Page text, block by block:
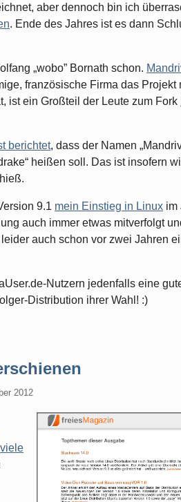
aber dennoch bin ich
. Ende des Jahres ist es dann
„wobo” Bornath schon.
französische Firma das Projekt
ist ein Großteil der Leute zum Fork
berichtet, dass der Namen
heißen soll. Das ist insofern
9.1 mein Einstieg in Linux im
auch immer etwas mitverfolgt
auch schon vor zwei Jahren
Nutzern jedenfalls eine
Distribution ihrer Wahl! :)
2012
viele